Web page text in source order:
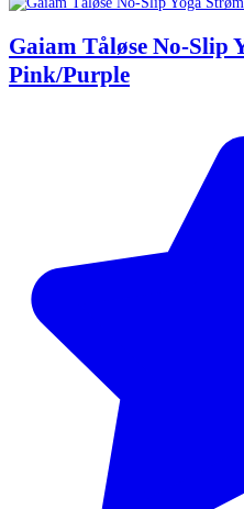
Gaiam Tåløse No-Slip
Pink/Purple